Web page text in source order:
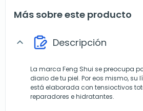
Más sobre este producto
expand_more Descripción
La marca Feng Shui se preocupa
diario de tu piel. Por eos mismo, su
está elaborada con tensioctivos
reparadores e hidratantes.